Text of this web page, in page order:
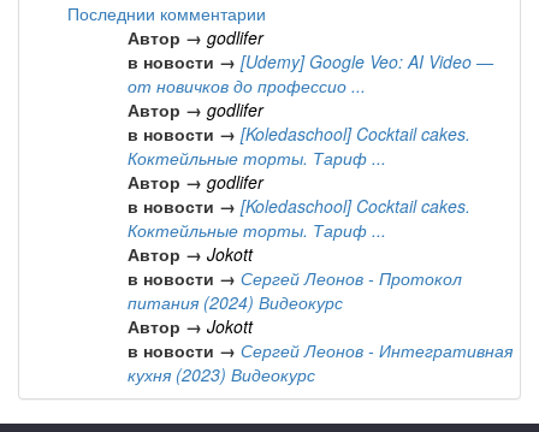
Последнии комментарии
Автор → godlifer
в новости → [Udemy] Google Veo: AI Video —
от новичков до профессио ...
Автор → godlifer
в новости → [Koledaschool] Cocktail cakes.
Коктейльные торты. Тариф ...
Автор → godlifer
в новости → [Koledaschool] Cocktail cakes.
Коктейльные торты. Тариф ...
Автор → Jokott
в новости → Сергей Леонов - Протокол
питания (2024) Видеокурс
Автор → Jokott
в новости → Сергей Леонов - Интегративная
кухня (2023) Видеокурс